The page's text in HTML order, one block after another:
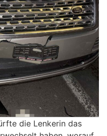
die Lenkerin das